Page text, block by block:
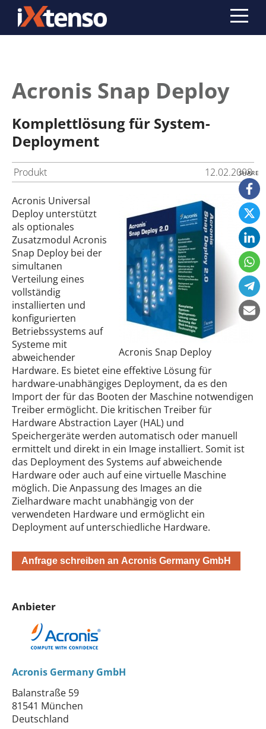
Acronis Snap Deploy
Komplettlösung für System-
Deployment
Produkt 12.02.2008
Acronis Snap Deploy
Acronis Universal
Deploy unterstützt
als optionales
Zusatzmodul Acronis
Snap Deploy bei der
simultanen
Verteilung eines
vollständig
installierten und
konfigurierten
Betriebssystems auf
Systeme mit
abweichender
Hardware. Es bietet eine effektive Lösung für
hardware-unabhängiges Deployment, da es den
Import der für das Booten der Maschine notwendigen
Treiber ermöglicht. Die kritischen Treiber für
Hardware Abstraction Layer (HAL) und
Speichergeräte werden automatisch oder manuell
ermittelt und direkt in ein Image installiert. Somit ist
das Deployment des Systems auf abweichende
Hardware oder auch auf eine virtuelle Maschine
möglich. Die Anpassung des Images an die
Zielhardware macht unabhängig von der
verwendeten Hardware und ermöglicht ein
Deployment auf unterschiedliche Hardware.
Anfrage schreiben an Acronis Germany GmbH
Anbieter
Acronis Germany GmbH
Balanstraße 59
81541 München
Deutschland